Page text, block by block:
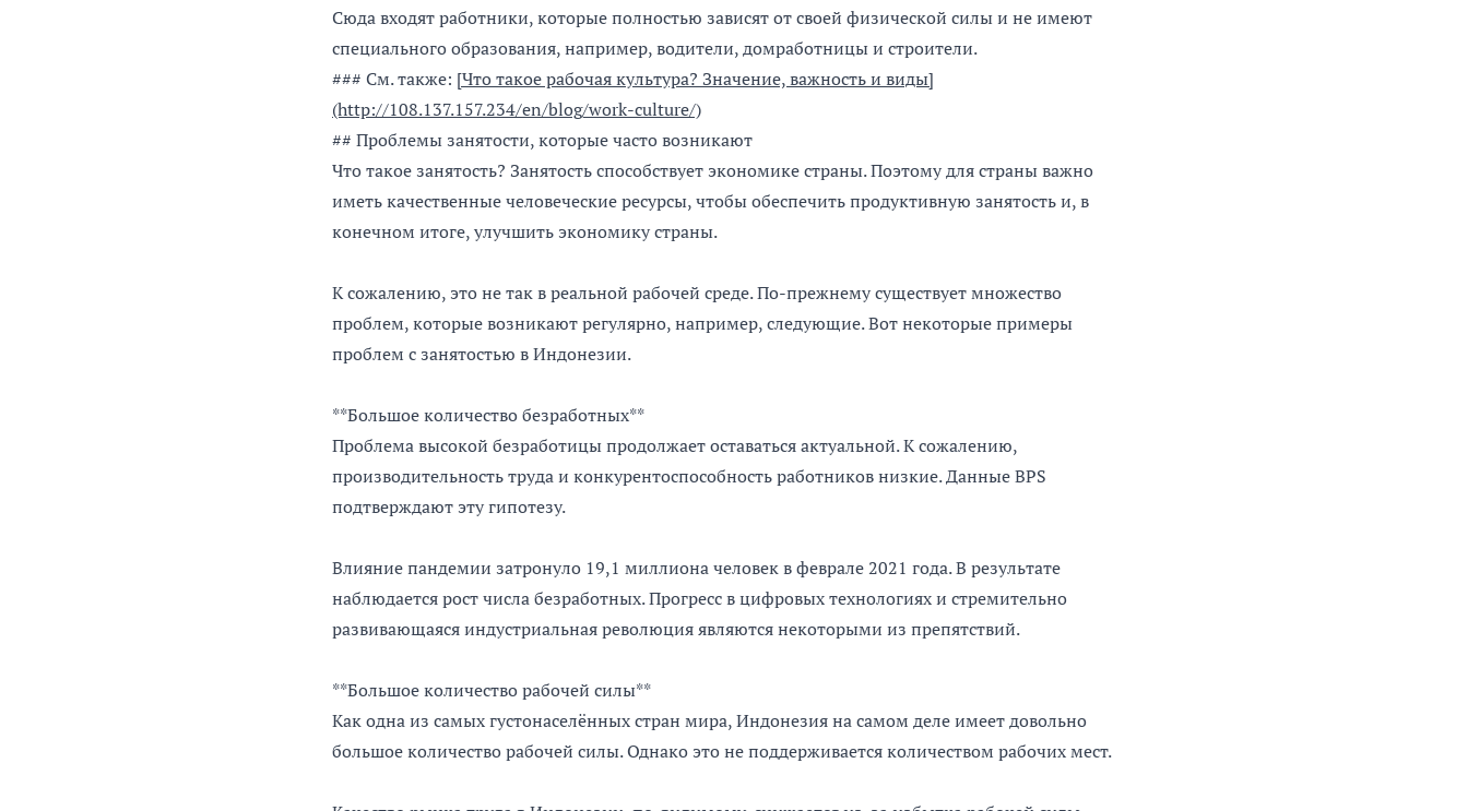
Сюда входят работники, которые полностью зависят от своей физической силы и не имеют
специального образования, например, водители, домработницы и строители.
### См. также: [Что такое рабочая культура? Значение, важность и виды]
(http://108.137.157.234/en/blog/work-culture/)
## Проблемы занятости, которые часто возникают
Что такое занятость? Занятость способствует экономике страны. Поэтому для страны важно
иметь качественные человеческие ресурсы, чтобы обеспечить продуктивную занятость и, в
конечном итоге, улучшить экономику страны.
К сожалению, это не так в реальной рабочей среде. По-прежнему существует множество
проблем, которые возникают регулярно, например, следующие. Вот некоторые примеры
проблем с занятостью в Индонезии.
**Большое количество безработных**
Проблема высокой безработицы продолжает оставаться актуальной. К сожалению,
производительность труда и конкурентоспособность работников низкие. Данные BPS
подтверждают эту гипотезу.
Влияние пандемии затронуло 19,1 миллиона человек в феврале 2021 года. В результате
наблюдается рост числа безработных. Прогресс в цифровых технологиях и стремительно
развивающаяся индустриальная революция являются некоторыми из препятствий.
**Большое количество рабочей силы**
Как одна из самых густонаселённых стран мира, Индонезия на самом деле имеет довольно
большое количество рабочей силы. Однако это не поддерживается количеством рабочих мест.